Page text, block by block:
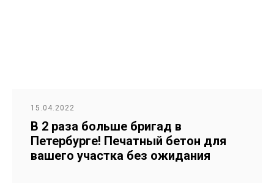
15.04.2022
В 2 раза больше бригад в
Петербурге! Печатный бетон для
вашего участка без ожидания